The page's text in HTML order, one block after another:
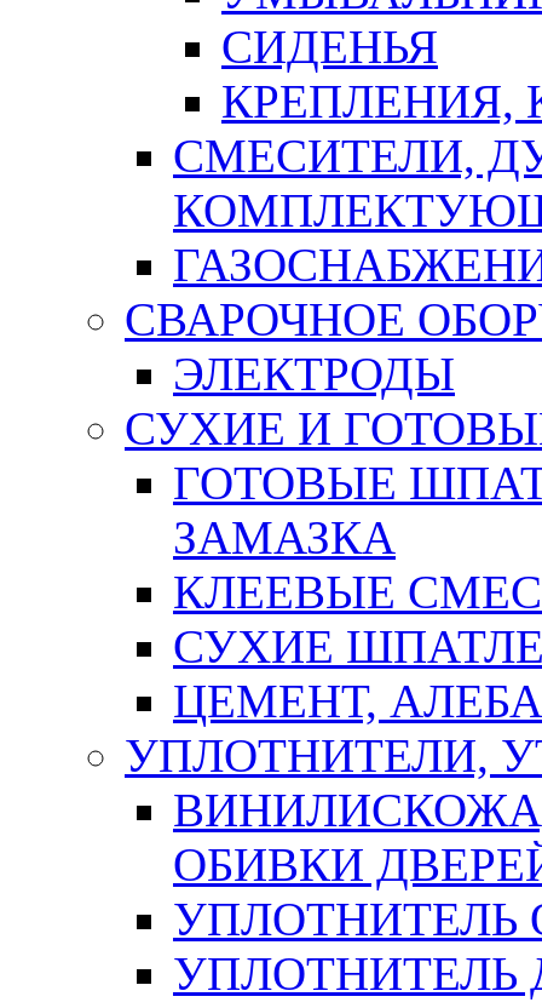
СИДЕНЬЯ
СМЕСИТЕЛИ,
СВАРОЧНОЕ
ЭЛЕКТРОДЫ
СУХИЕ И
ГОТОВЫЕ
ЗАМАЗКА
КЛЕЕВЫЕ
СУХИЕ
ЦЕМЕНТ,
УПЛОТНИТЕЛИ,
ОБИВКИ
УПЛОТНИТЕЛЬ